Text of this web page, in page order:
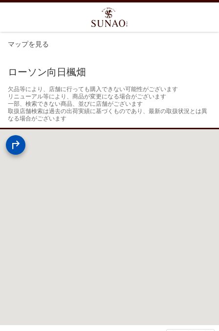
マップを見る
ローソン向日楓畑
欠品等により、店舗に行っても購入できない可能性がございます
リニューアル等により、商品が変更になる場合がございます
一部、検索できない商品、並びに店舗がございます
取扱店舗検索は過去の出荷実績に基づくものであり、最新の取扱状況とは異
なる場合がございます